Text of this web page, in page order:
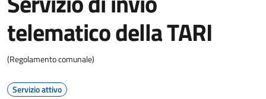
telematico della TARI
(Regolamento comunale)
Servizio attivo